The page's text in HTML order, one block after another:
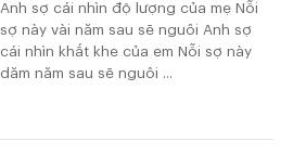
Anh sợ cái nhìn độ lượng của mẹ Nỗi
sợ này vài năm sau sẽ nguôi Anh sợ
cái nhìn khắt khe của em Nỗi sợ này
dăm năm sau sẽ nguôi ...